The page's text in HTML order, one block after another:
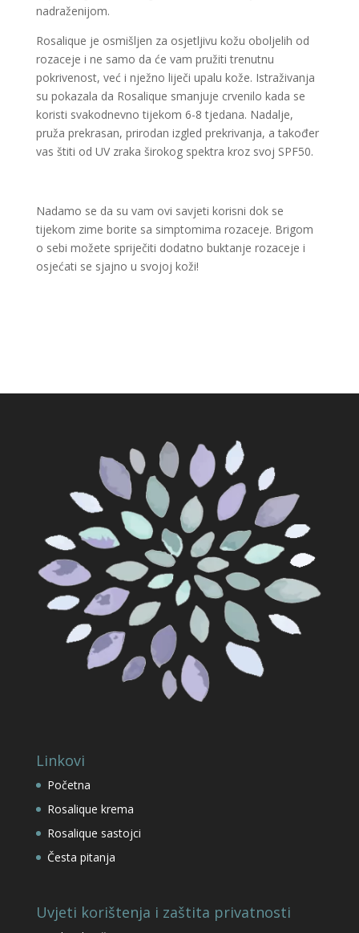
nadraženijom.
Rosalique je osmišljen za osjetljivu kožu oboljelih od
rozaceje i ne samo da će vam pružiti trenutnu
pokrivenost, već i nježno liječi upalu kože. Istraživanja
su pokazala da Rosalique smanjuje crvenilo kada se
koristi svakodnevno tijekom 6-8 tjedana. Nadalje,
pruža prekrasan, prirodan izgled prekrivanja, a također
vas štiti od UV zraka širokog spektra kroz svoj SPF50.
Nadamo se da su vam ovi savjeti korisni dok se
tijekom zime borite sa simptomima rozaceje. Brigom
o sebi možete spriječiti dodatno buktanje rozaceje i
osjećati se sjajno u svojoj koži!
Linkovi
Početna
Rosalique krema
Rosalique sastojci
Česta pitanja
Uvjeti korištenja i zaštita privatnosti